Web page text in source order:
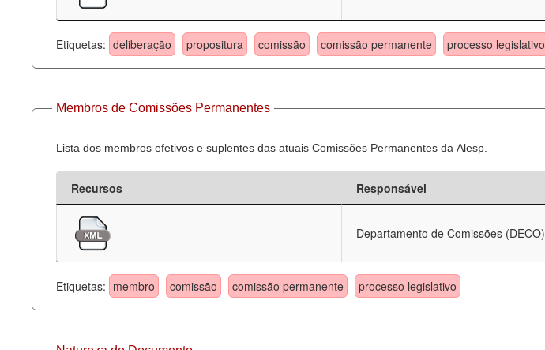
Etiquetas: deliberação propositura comissão comissão permanente processo legislativo
Membros de Comissões Permanentes
Lista dos membros efetivos e suplentes das atuais Comissões Permanentes da Alesp.
Recursos Responsável
Departamento de Comissões (DECO)
Etiquetas: membro comissão comissão permanente processo legislativo